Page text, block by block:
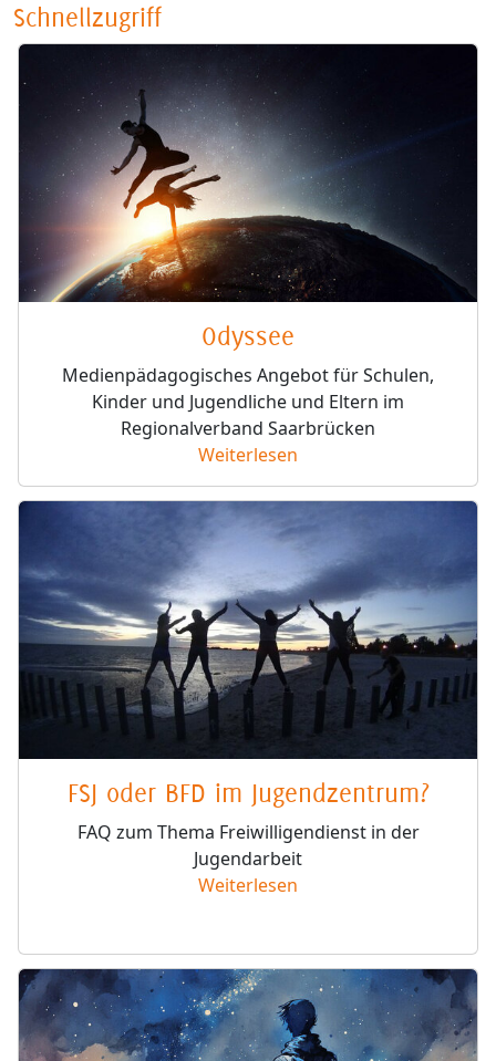
Schnellzugriff
Odyssee
Medienpädagogisches Angebot für Schulen,
Kinder und Jugendliche und Eltern im
Regionalverband Saarbrücken
Weiterlesen
FSJ oder BFD im Jugendzentrum?
FAQ zum Thema Freiwilligendienst in der
Jugendarbeit
Weiterlesen